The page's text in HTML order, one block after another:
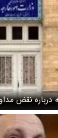
درباره نقض